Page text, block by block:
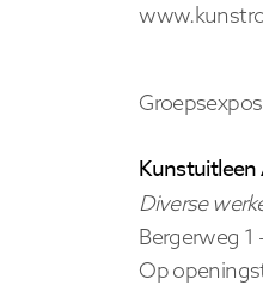
Diverse
Bergerweg 1
Op